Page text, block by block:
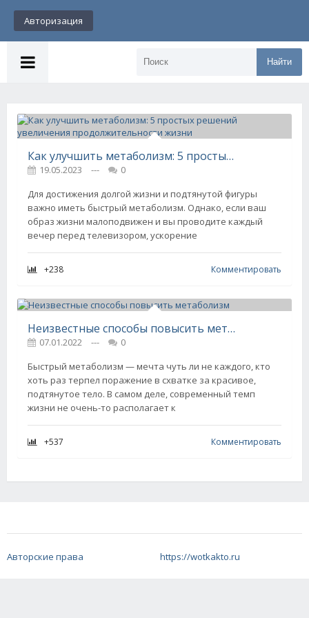
Авторизация
Найти
Как улучшить метаболизм: 5 простых решений увеличения продолжительности жизни
19.05.2023 ---
0
Для достижения долгой жизни и подтянутой фигуры
важно иметь быстрый метаболизм. Однако, если ваш
образ жизни малоподвижен и вы проводите каждый
вечер перед телевизором, ускорение
+238 Комментировать
Неизвестные способы повысить метаболизм
07.01.2022 ---
0
Быстрый метаболизм — мечта чуть ли не каждого, кто
хоть раз терпел поражение в схватке за красивое,
подтянутое тело. В самом деле, современный темп
жизни не очень-то располагает к
+537 Комментировать
Авторские права https://wotkakto.ru